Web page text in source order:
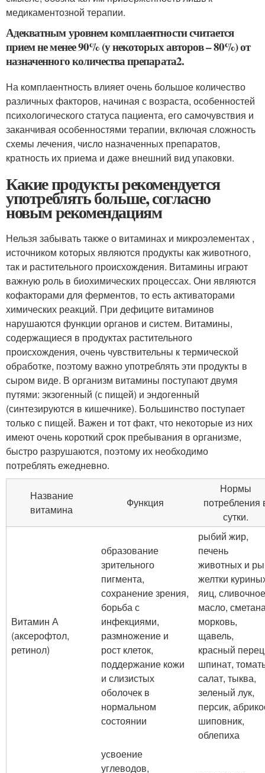
медикаментозной терапии.
Адекватным уровнем комплаентности считается
прием не менее 90% (у некоторых авторов – 80%) от
назначенного количества препарата2.
На комплаентность влияет очень большое количество
различных факторов, начиная с возраста, особенностей
психологического статуса пациента, его самочувствия и
заканчивая особенностями терапии, включая сложность
схемы лечения, число назначенных препаратов,
кратность их приема и даже внешний вид упаковки.
Какие продукты рекомендуется
употреблять больше, согласно
новым рекомендациям
Нельзя забывать также о витаминах и микроэлементах ,
источником которых являются продукты как животного,
так и растительного происхождения. Витамины играют
важную роль в биохимических процессах. Они являются
кофакторами для ферментов, то есть активаторами
химических реакций. При дефиците витаминов
нарушаются функции органов и систем. Витамины,
содержащиеся в продуктах растительного
происхождения, очень чувствительны к термической
обработке, поэтому важно употреблять эти продукты в
сыром виде. В организм витамины поступают двумя
путями: экзогенный (с пищей) и эндогенный
(синтезируются в кишечнике). Большинство поступает
только с пищей. Важен и тот факт, что некоторые из них
имеют очень короткий срок пребывания в организме,
быстро разрушаются, поэтому их необходимо
потреблять ежедневно.
Название
витамина
Функция
Нормы
потребления
сутки.
Витамин А
(аксерофтол,
ретинол)
образование
зрительного
пигмента,
сохранение зрения,
борьба с
инфекциями,
размножение и
рост клеток,
поддержание кожи
и слизистых
оболочек в
нормальном
состоянии
рыбий жир,
печень
животных и
желтки
яиц, сливочное
масло,
морковь,
щавель,
красный
шпинат,
салат, тыква,
зеленый лук,
персик,
шиповник,
облепиха
усвоение
углеводов,